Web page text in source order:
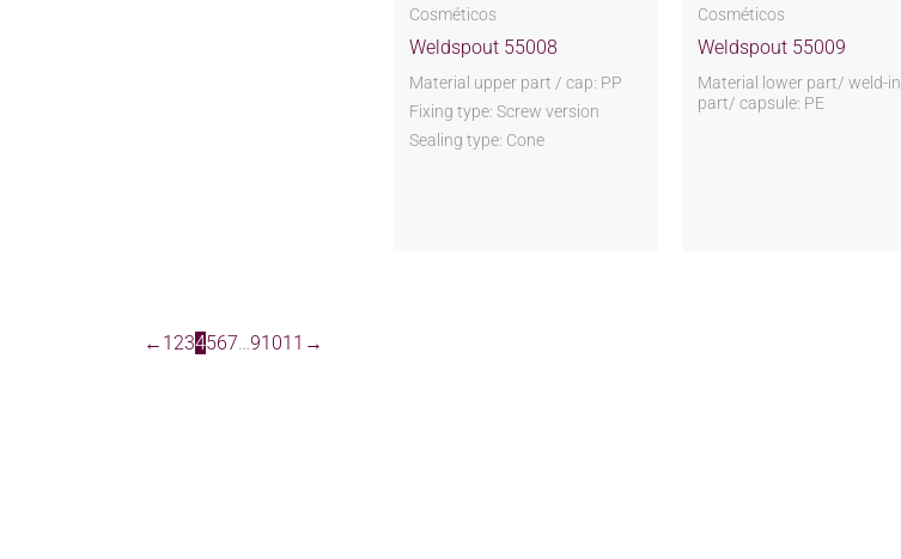
Cosméticos
Weldspout 55008
Material upper part / cap: PP
Fixing type: Screw version
Sealing type: Cone
Cosméticos
Weldspout 55009
Material lower part/ weld-in
part/ capsule: PE
← 1 234567…91011 →